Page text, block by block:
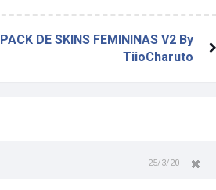
PACK DE SKINS FEMININAS V2 By
TiioCharuto
25/3/20